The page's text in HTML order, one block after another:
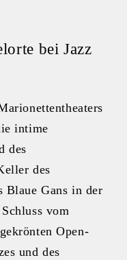
bei Jazz
intime
des
des
Blaue Gans in der
vom
Open-
und des